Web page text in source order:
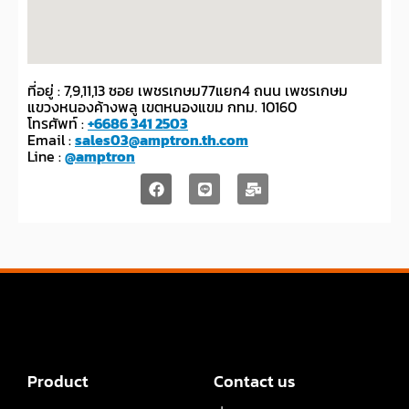
ที่อยู่ : 7,9,11,13 ซอย เพชรเกษม77แยก4 ถนน เพชรเกษม
แขวงหนองค้างพลู เขตหนองแขม กทม. 10160
โทรศัพท์ :+6686 341 2503
Email :sales03@amptron.th.com
Line :@amptron
Product
Contact us